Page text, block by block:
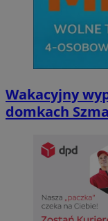
Wakacyjny
domkach